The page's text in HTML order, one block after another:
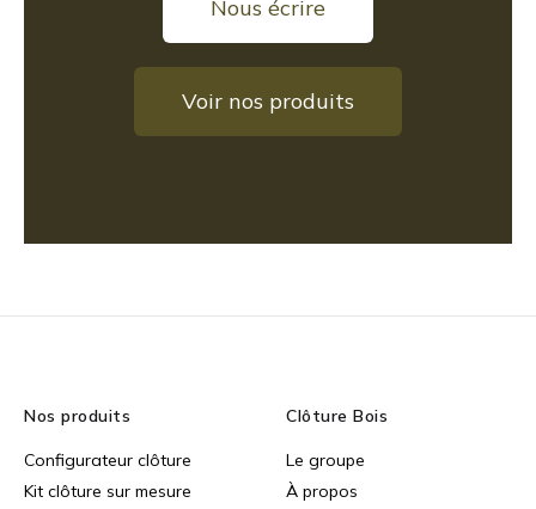
Nous écrire
Voir nos produits
Nos produits
Configurateur clôture
Kit clôture sur mesure
Clôture Bois
Le groupe
À propos